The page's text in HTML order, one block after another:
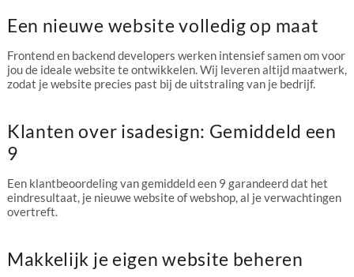
Een nieuwe website volledig op maat
Frontend en backend developers werken intensief samen om voor
jou de ideale website te ontwikkelen. Wij leveren altijd maatwerk,
zodat je website precies past bij de uitstraling van je bedrijf.
Klanten over isadesign: Gemiddeld een
9
Een klantbeoordeling van gemiddeld een 9 garandeerd dat het
eindresultaat, je nieuwe website of webshop, al je verwachtingen
overtreft.
Makkelijk je eigen website beheren